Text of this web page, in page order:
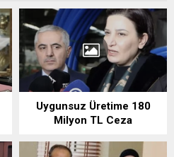
Uygunsuz Üretime 180
Milyon TL Ceza